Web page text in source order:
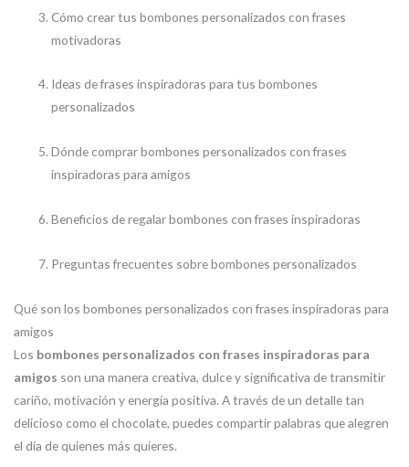
Cómo crear tus bombones personalizados con frases
motivadoras
Ideas de frases inspiradoras para tus bombones
personalizados
Dónde comprar bombones personalizados con frases
inspiradoras para amigos
Beneficios de regalar bombones con frases inspiradoras
Preguntas frecuentes sobre bombones personalizados
Qué son los bombones personalizados con frases inspiradoras para
amigos
Los bombones personalizados con frases inspiradoras para
amigos son una manera creativa, dulce y significativa de transmitir
cariño, motivación y energía positiva. A través de un detalle tan
delicioso como el chocolate, puedes compartir palabras que alegren
el día de quienes más quieres.